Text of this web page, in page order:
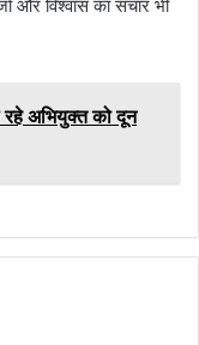
और विश्वास का संचार भी
रहे अभियुक्त को दून